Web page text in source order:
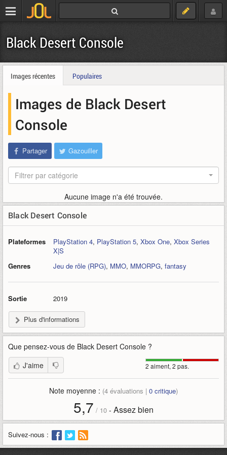
Black Desert Console
Images récentes Populaires
Images de Black Desert
Console
Partager Gazouiller
Filtrer par catégorie
Aucune image n'a été trouvée.
Black Desert Console
Plateformes PlayStation 4, PlayStation 5, Xbox One, Xbox Series
X|S
Genres
Jeu de rôle (RPG), MMO, MMORPG, fantasy
Sortie 2019
Plus d'informations
Que pensez-vous de Black Desert Console ?
2 aiment, 2 pas.
J'aime
Note moyenne : (4 évaluations | 0 critique)
5,7 / 10 - Assez bien
Suivez-nous :